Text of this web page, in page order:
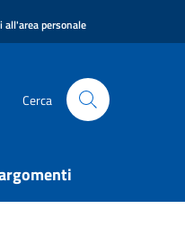
all'area personale
Cerca